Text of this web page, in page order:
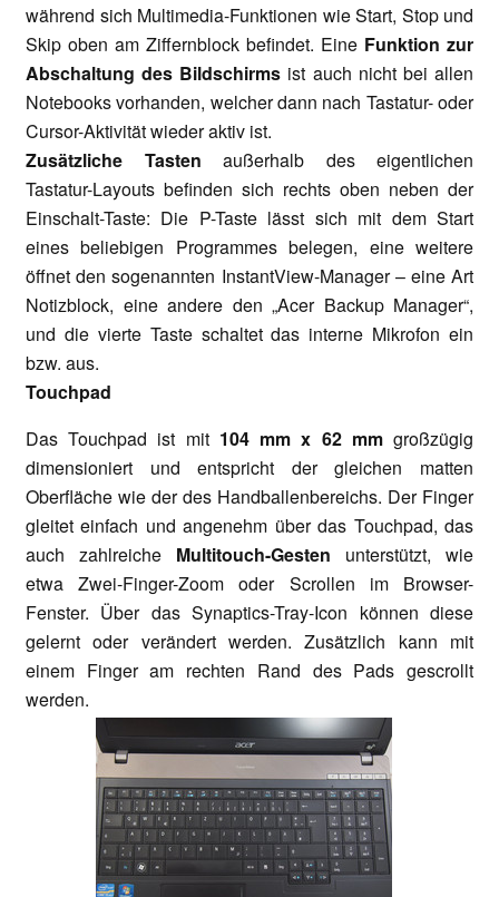
während sich Multimedia-Funktionen wie Start, Stop und
Skip oben am Ziffernblock befindet. Eine Funktion zur
Abschaltung des Bildschirms ist auch nicht bei allen
Notebooks vorhanden, welcher dann nach Tastatur- oder
Cursor-Aktivität wieder aktiv ist.
Zusätzliche Tasten außerhalb des eigentlichen
Tastatur-Layouts befinden sich rechts oben neben der
Einschalt-Taste: Die P-Taste lässt sich mit dem Start
eines beliebigen Programmes belegen, eine weitere
öffnet den sogenannten InstantView-Manager – eine Art
Notizblock, eine andere den „Acer Backup Manager“,
und die vierte Taste schaltet das interne Mikrofon ein
bzw. aus.
Touchpad
Das Touchpad ist mit 104 mm x 62 mmgroßzügig
dimensioniert und entspricht der gleichen matten
Oberfläche wie der des Handballenbereichs. Der Finger
gleitet einfach und angenehm über das Touchpad, das
auch zahlreiche Multitouch-Gesten unterstützt, wie
etwa Zwei-Finger-Zoom oder Scrollen im Browser-
Fenster. Über das Synaptics-Tray-Icon können diese
gelernt oder verändert werden. Zusätzlich kann mit
einem Finger am rechten Rand des Pads gescrollt
werden.